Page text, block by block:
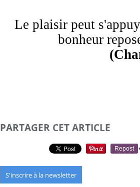
Le plaisir peut
bonheur
PARTAGER CET ARTICLE
Repost
S'inscrire à la newsletter